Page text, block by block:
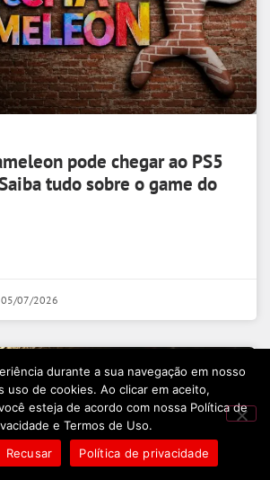
pode chegar ao PS5
tudo sobre o game do
05/07/2026
durante a sua navegação em nosso
uso de cookies. Ao clicar em aceito,
esteja de acordo com nossa Política de
e Termos de Uso.
Recusar Política de privacidade